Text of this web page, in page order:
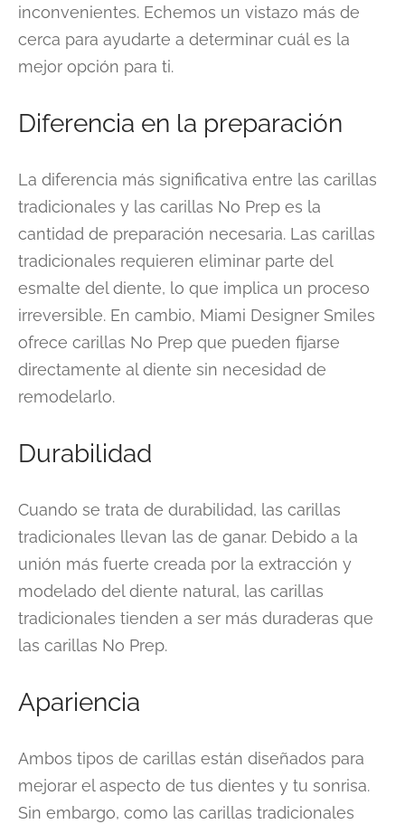
inconvenientes. Echemos un vistazo más de
cerca para ayudarte a determinar cuál es la
mejor opción para ti.
Diferencia en la preparación
La diferencia más significativa entre las carillas
tradicionales y las carillas No Prep es la
cantidad de preparación necesaria. Las carillas
tradicionales requieren eliminar parte del
esmalte del diente, lo que implica un proceso
irreversible. En cambio, Miami Designer Smiles
ofrece carillas No Prep que pueden fijarse
directamente al diente sin necesidad de
remodelarlo.
Durabilidad
Cuando se trata de durabilidad, las carillas
tradicionales llevan las de ganar. Debido a la
unión más fuerte creada por la extracción y
modelado del diente natural, las carillas
tradicionales tienden a ser más duraderas que
las carillas No Prep.
Apariencia
Ambos tipos de carillas están diseñados para
mejorar el aspecto de tus dientes y tu sonrisa.
Sin embargo, como las carillas tradicionales